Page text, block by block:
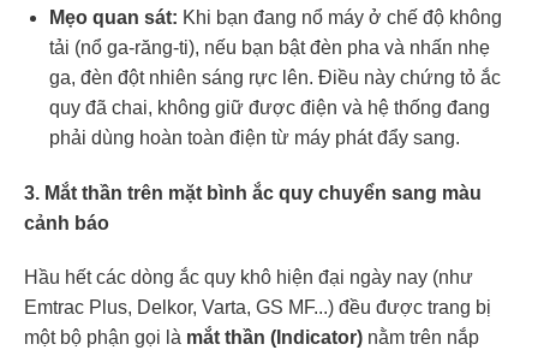
Mẹo quan sát: Khi bạn đang nổ máy ở chế độ không
tải (nổ ga-răng-ti), nếu bạn bật đèn pha và nhấn nhẹ
ga, đèn đột nhiên sáng rực lên. Điều này chứng tỏ ắc
quy đã chai, không giữ được điện và hệ thống đang
phải dùng hoàn toàn điện từ máy phát đẩy sang.
3. Mắt thần trên mặt bình ắc quy chuyển sang màu
cảnh báo
Hầu hết các dòng ắc quy khô hiện đại ngày nay (như
Emtrac Plus, Delkor, Varta, GS MF...) đều được trang bị
một bộ phận gọi là mắt thần (Indicator) nằm trên nắp